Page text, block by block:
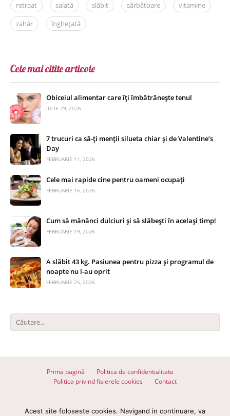
retreat
salată slăbit sărbătoare
vitamine
zahăr
înghețată
Cele mai citite articole
Obiceiul alimentar care îți îmbătrânește tenul
IULIE 29, 2026
7 trucuri ca să-ți menții silueta chiar și de Valentine’s
Day
FEBRUARIE 11, 2026
Cele mai rapide cine pentru oameni ocupați
FEBRUARIE 16, 2026
Cum să mănânci dulciuri și să slăbești în același timp!
FEBRUARIE 19, 2026
A slăbit 43 kg. Pasiunea pentru pizza și programul de
noapte nu l-au oprit
FEBRUARIE 25, 2026
Prima pagină
Politica de confidentialitate
Politica privind fisierele cookies
Contact
© 2026 Totul despre slăbit - Toate drepturile rezervate
Acest site foloseste cookies. Navigand in continuare, va